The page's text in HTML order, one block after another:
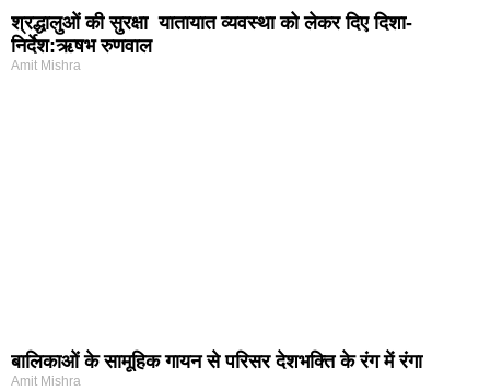
श्रद्धालुओं की सुरक्षा यातायात व्यवस्था को लेकर दिए दिशा-
निर्देश:ऋषभ रुणवाल
Amit Mishra
बालिकाओं के सामूहिक गायन से परिसर देशभक्ति के रंग में रंगा
Amit Mishra